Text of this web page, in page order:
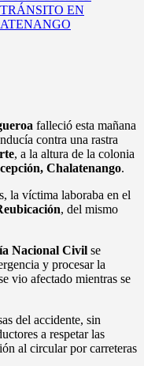
falleció esta mañana
contra una rastra
, a la altura de la colonia
Chalatenango.
la víctima laboraba en el
, del mismo
Nacional Civil se
y procesar la
vio afectado mientras se
del accidente, sin
a respetar las
al circular por carreteras